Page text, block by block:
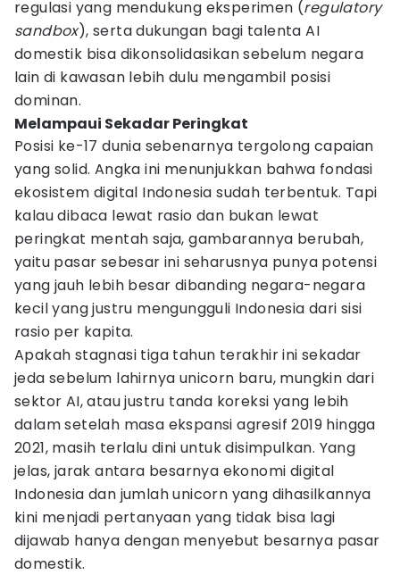
regulasi yang mendukung eksperimen (regulatory
sandbox), serta dukungan bagi talenta AI
domestik bisa dikonsolidasikan sebelum negara
lain di kawasan lebih dulu mengambil posisi
dominan.
Melampaui Sekadar Peringkat
Posisi ke-17 dunia sebenarnya tergolong capaian
yang solid. Angka ini menunjukkan bahwa fondasi
ekosistem digital Indonesia sudah terbentuk. Tapi
kalau dibaca lewat rasio dan bukan lewat
peringkat mentah saja, gambarannya berubah,
yaitu pasar sebesar ini seharusnya punya potensi
yang jauh lebih besar dibanding negara-negara
kecil yang justru mengungguli Indonesia dari sisi
rasio per kapita.
Apakah stagnasi tiga tahun terakhir ini sekadar
jeda sebelum lahirnya unicorn baru, mungkin dari
sektor AI, atau justru tanda koreksi yang lebih
dalam setelah masa ekspansi agresif 2019 hingga
2021, masih terlalu dini untuk disimpulkan. Yang
jelas, jarak antara besarnya ekonomi digital
Indonesia dan jumlah unicorn yang dihasilkannya
kini menjadi pertanyaan yang tidak bisa lagi
dijawab hanya dengan menyebut besarnya pasar
domestik.